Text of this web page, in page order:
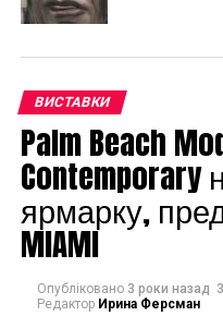
Живопись Боба
чувствах, но и
влиятельным
создавшим свой
музыки, слов, оттенков
Но, несмотря на то,
может
поклонникам
может очень даже
ВИСТАВКИ
Palm Beach
ярмарку,
MIAMI
Опубліковано 3 роки назад
Редактор Ирина Ферсман